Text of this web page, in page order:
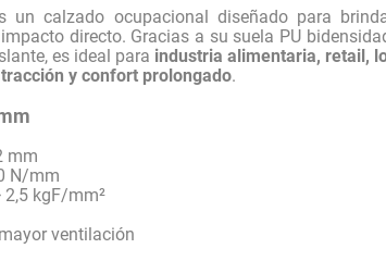
un calzado ocupacional diseñado para
directo. Gracias a su suela PU
es ideal para industria alimentaria, retail,
y confort prolongado.
mm
N/mm
2,5 kgF/mm²
ventilación